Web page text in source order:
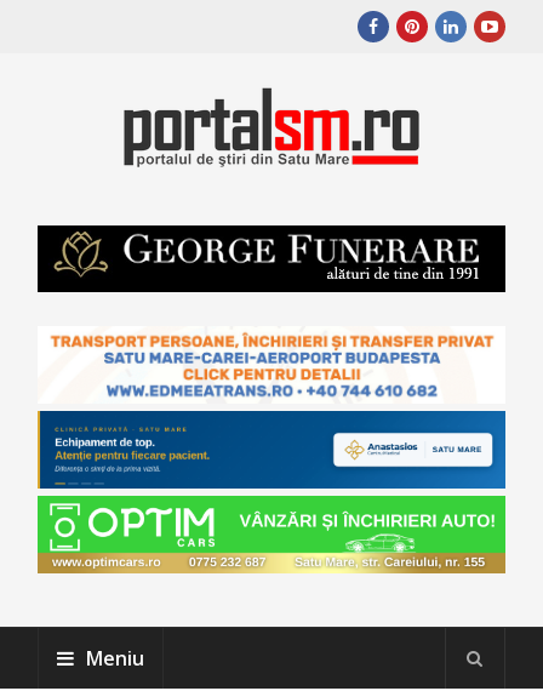
Meniu